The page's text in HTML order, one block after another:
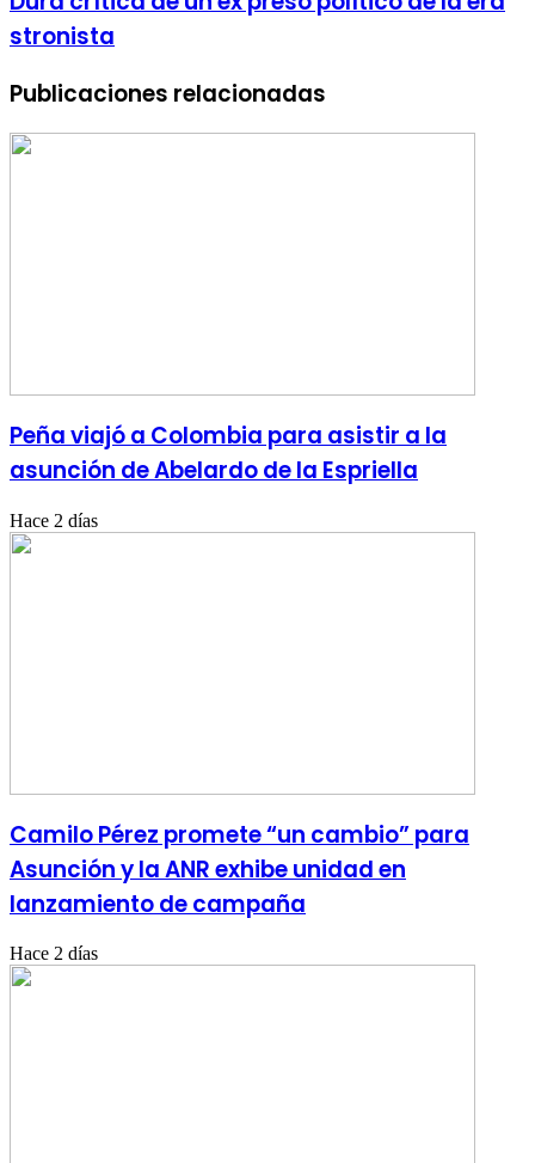
stronista
Publicaciones relacionadas
Peña viajó a Colombia para asistir a la
asunción de Abelardo de la Espriella
Hace 2 días
Camilo Pérez promete “un cambio” para
Asunción y la ANR exhibe unidad en
lanzamiento de campaña
Hace 2 días